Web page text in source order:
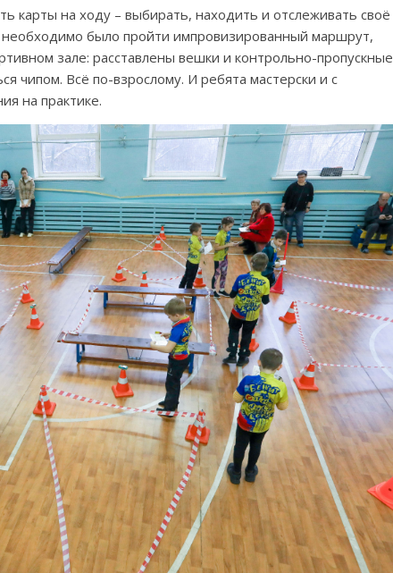
карты на ходу – выбирать, находить и отслеживать своё
было пройти импровизированный маршрут,
зале: расставлены вешки и контрольно-пропускные
чипом. Всё по-взрослому. И ребята мастерски и с
на практике.